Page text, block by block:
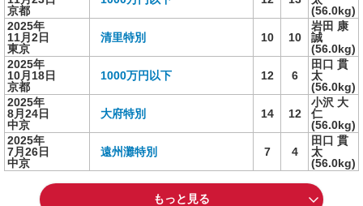
京都
(56.0kg)
2025年
11月2日
東京
清里特別 10 10
岩田 康
誠
(56.0kg)
2025年
10月18日
京都
1000万円以下 12 6
田口 貫
太
(56.0kg)
2025年
8月24日
中京
大府特別 14 12
小沢 大
仁
(56.0kg)
2025年
7月26日
中京
遠州灘特別 7 4
田口 貫
太
(56.0kg)
もっと見る